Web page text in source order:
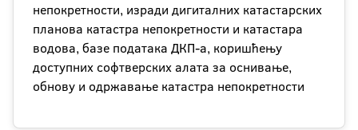
непокретности, изради дигиталних катастарских
планова катастра непокретности и катастара
водова, базе података ДКП-а, коришћењу
доступних софтверских алата за оснивање,
обнову и одржавање катастра непокретности